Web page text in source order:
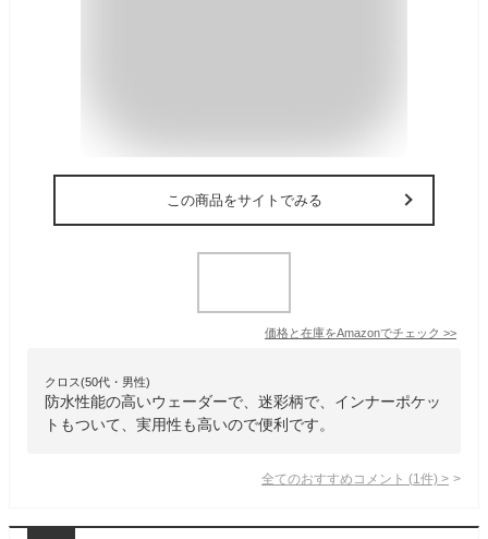
この商品をサイトでみる
価格と在庫をAmazonでチェック >>
クロス(50代・男性)
防水性能の高いウェーダーで、迷彩柄で、インナーポケッ
トもついて、実用性も高いので便利です。
全てのおすすめコメント (1 件) >